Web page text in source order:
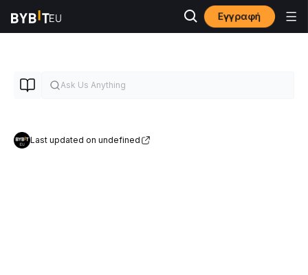
Εγγραφή
Last updated on undefined